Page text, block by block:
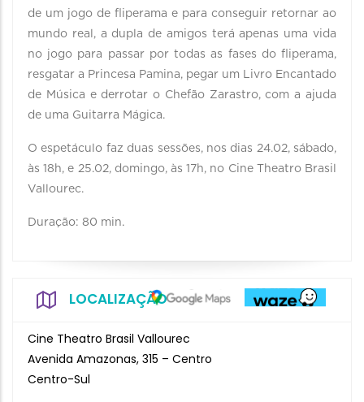
de um jogo de fliperama e para conseguir retornar ao
mundo real, a dupla de amigos terá apenas uma vida
no jogo para passar por todas as fases do fliperama,
resgatar a Princesa Pamina, pegar um Livro Encantado
de Música e derrotar o Chefão Zarastro, com a ajuda
de uma Guitarra Mágica.
O espetáculo faz duas sessões, nos dias 24.02, sábado,
às 18h, e 25.02, domingo, às 17h, no Cine Theatro Brasil
Vallourec.
Duração: 80 min.
LOCALIZAÇÃO
Cine Theatro Brasil Vallourec
Avenida Amazonas, 315 – Centro
Centro-Sul